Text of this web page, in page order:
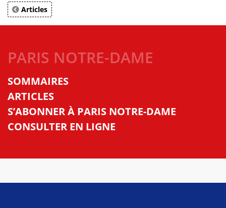
Articles
PARIS NOTRE-DAME
SOMMAIRES
ARTICLES
S’ABONNER À PARIS NOTRE-DAME
CONSULTER EN LIGNE